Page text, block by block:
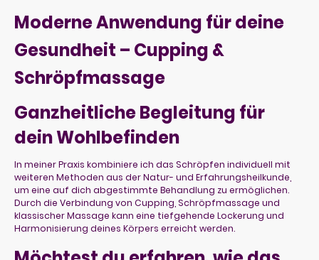
Moderne Anwendung für deine
Gesundheit – Cupping &
Schröpfmassage
Ganzheitliche Begleitung für
dein Wohlbefinden
In meiner Praxis kombiniere ich das Schröpfen individuell mit
weiteren Methoden aus der Natur- und Erfahrungsheilkunde,
um eine auf dich abgestimmte Behandlung zu ermöglichen.
Durch die Verbindung von Cupping, Schröpfmassage und
klassischer Massage kann eine tiefgehende Lockerung und
Harmonisierung deines Körpers erreicht werden.